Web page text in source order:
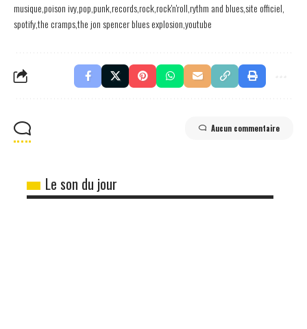
musiquepoison ivypoppunkrecordsrockrock'n'rollrythm and bluessite officiel
spotifythe crampsthe jon spencer blues explosionyoutube
Aucun commentaire
Le son du jour